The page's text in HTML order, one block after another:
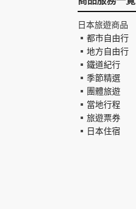
日本旅遊商品
都市自由行
地方自由行
鐵道紀行
季節精選
團體旅遊
當地行程
旅遊票券
日本住宿